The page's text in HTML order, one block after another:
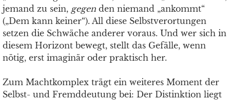
jemand zu sein, gegen den niemand „ankommt“
(„Dem kann keiner“). All diese Selbstverortungen
setzen die Schwäche anderer voraus. Und wer sich in
diesem Horizont bewegt, stellt das Gefälle, wenn
nötig, erst imaginär oder praktisch her.
Zum Machtkomplex trägt ein weiteres Moment der
Selbst- und Fremddeutung bei: Der Distinktion liegt